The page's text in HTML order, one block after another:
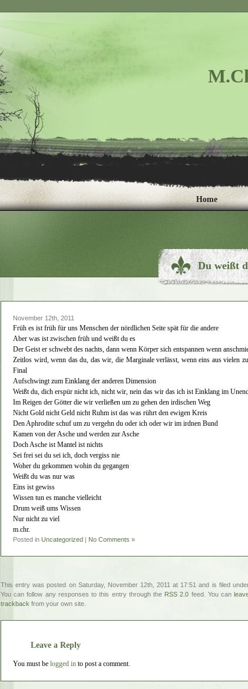
Home
Du weißt
November 12th, 2011
Früh es ist früh für uns Menschen der nördlichen Seite spät für die andere
Aber was ist zwischen früh und weißt du es
Der Geist er schwebt des nachts, dann wenn Körper sich entspannen wenn
Zeitlos wird, wenn das du, das wir, die Marginale verlässt, wenn eins aus vielen
Final
Aufschwingt zum Einklang der anderen Dimension
Weißt du, dich erspür nicht ich, nicht wir, nein das wir das ich ist Einklang im
Im Reigen der Götter die wir verließen um zu gehen den irdischen Weg
Nicht Gold nicht Geld nicht Ruhm ist das was rührt den ewigen Kreis
Den Aphrodite schuf um zu vergehn du oder ich oder wir im irdnen Bund
Kamen von der Asche und werden zur Asche
Doch Asche ist Mantel ist nichts
Sei frei sei du sei ich, doch vergiss nie
Woher du gekommen wohin du gegangen
Weißt du was nur was
Eins ist gewiss
Wissen tun es manche vielleicht
Drum weiß ums Wissen
Nur nicht zu viel
m.chr.
Posted in Uncategorized | No Comments »
This entry was posted on Saturday, November 12th, 2011 at 17:51 and is filed
You can follow any responses to this entry through the RSS 2.0 feed. You can
trackback from your own site.
Leave a Reply
You must be logged in to post a comment.